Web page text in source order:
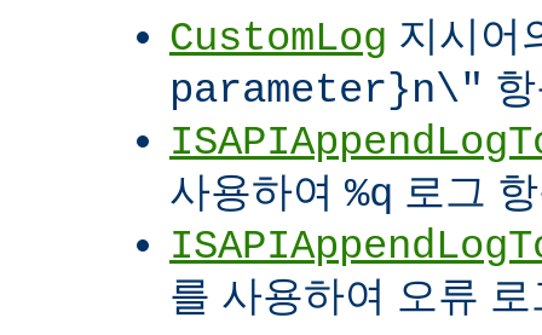
CustomLog 지시어
parameter}n\"
사용하여 %q 로그
를 사용하여 오류 로